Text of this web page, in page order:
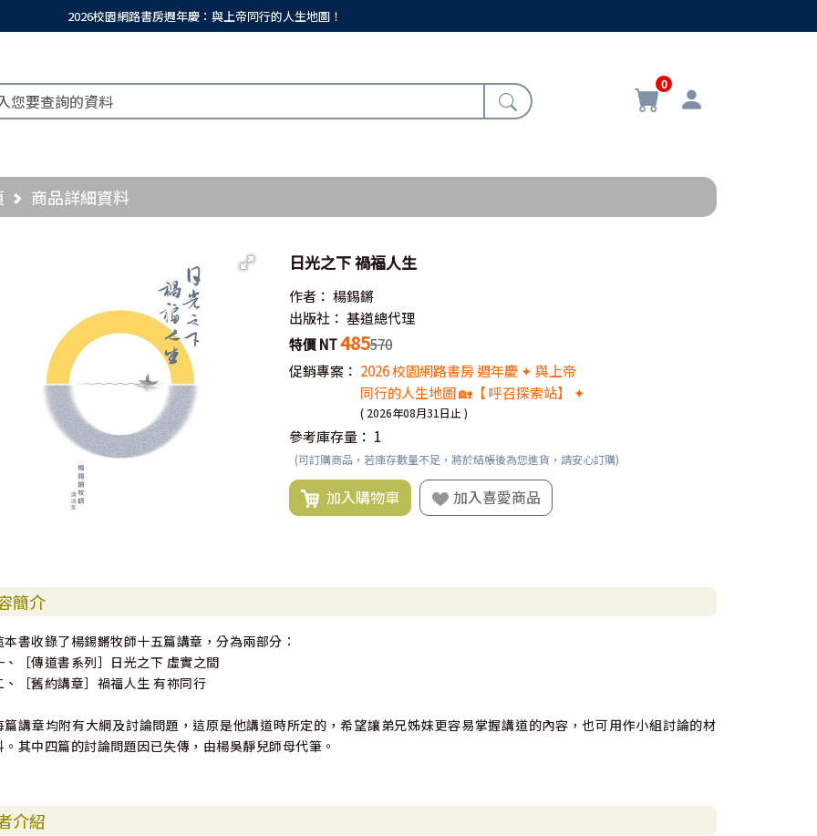
2026校園網路書房週年慶：與上帝同行的人生地圖！
0
商品詳細資料
日光之下 禍福人生
作者： 楊錫鏘
出版社： 基道總代理
特價 NT485570
促銷專案： 2026 校園網路書房 週年慶 ✦ 與上帝
同行的人生地圖 🏡【 呼召探索站】 ✦
( 2026年08月31日止 )
參考庫存量： 1
(可訂購商品，若庫存數量不足，將於結帳後為您進貨，請安心訂購)
加入購物車 加入喜愛商品
簡介
本書收錄了楊錫鏘牧師十五篇講章，分為兩部分：
、［傳道書系列］日光之下 虛實之間
、［舊約講章］禍福人生 有祢同行
篇講章均附有大綱及討論問題，這原是他講道時所定的，希望讓弟兄姊妹更容易掌握講道的內容，也可用作小組討論的材
。其中四篇的討論問題因已失傳，由楊吳靜兒師母代筆。
介紹